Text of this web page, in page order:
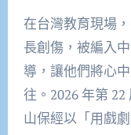
在台灣教育現場
長創傷，被編入
導，讓他們將心
往。2026 年第
山保經以「用戲